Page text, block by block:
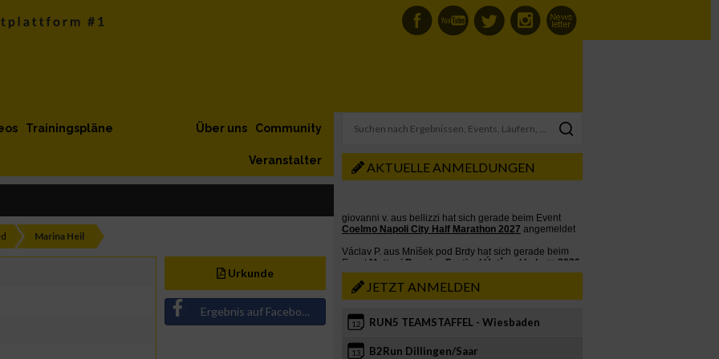
Trainingspläne Community
Über uns
Veranstalter
Marina Heil
Urkunde
Ergebnis auf Facebook teilen
AKTUELLE ANMELDUNGEN
JETZT ANMELDEN
12 RUN5 TEAMSTAFFEL - Wiesbaden
13 B2Run Dillingen/Saar